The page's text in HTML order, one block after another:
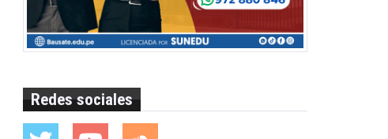
Redes sociales